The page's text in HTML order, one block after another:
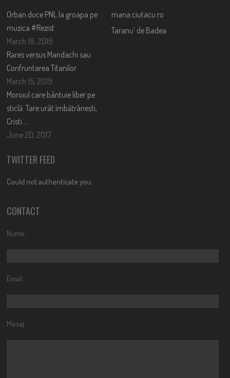
Orban duce PNL la groapa pe
muzica #Rezist
March 19, 2019
Rares versus Mandachi sau
Confruntarea Titanilor
March 15, 2019
Moroiul care bântuie liber pe
sticlă. Tare urât îmbătrânești,
Cristi….
June 20, 2017
mana.ciutacu.ro
Taranu’ de Badea
TWITTER FEED
Could not authenticate you.
CONTACT
Nume:
Email:
Mesaj: